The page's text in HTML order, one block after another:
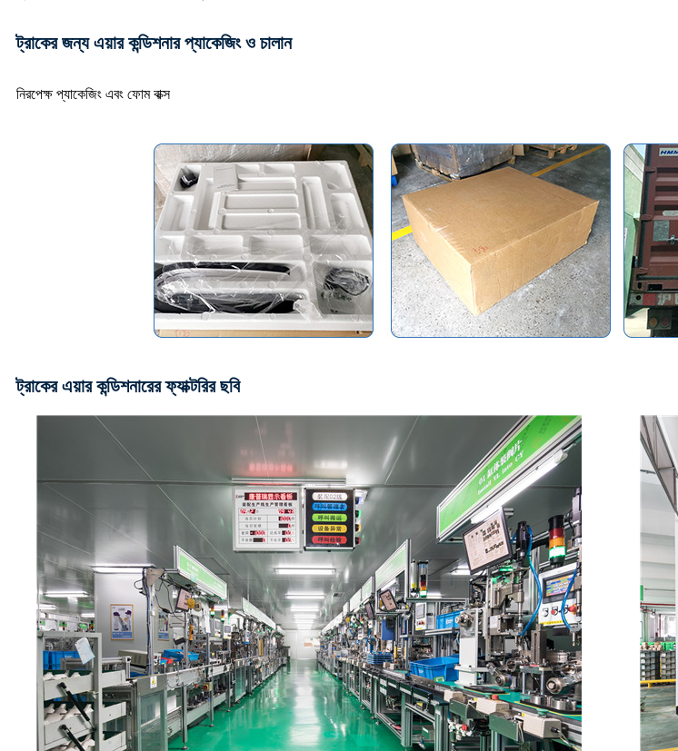
ট্রাকের জন্য এয়ার কন্ডিশনার প্যাকেজিং ও চালান
নিরপেক্ষ প্যাকেজিং এবং ফোম বাক্স
ট্রাকের এয়ার কন্ডিশনারের ফ্যাক্টরির ছবি